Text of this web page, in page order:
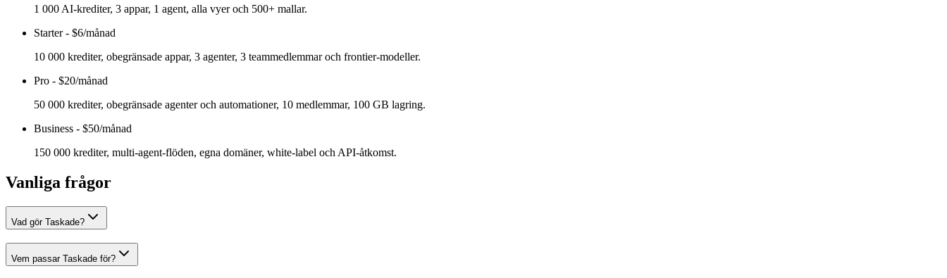
1 000 AI-krediter, 3 appar, 1 agent, alla vyer och 500+ mallar.
Starter- $6/månad
10 000 krediter, obegränsade appar, 3 agenter, 3 teammedlemmar och frontier-modeller.
Pro - $20/månad
50 000 krediter, obegränsade agenter och automationer, 10 medlemmar, 100 GB lagring.
Business - $50/månad
150 000 krediter, multi-agent-flöden, egna domäner, white-label och API-åtkomst.
Vanliga frågor
Vad gör Taskade?
Vem passar Taskade för?